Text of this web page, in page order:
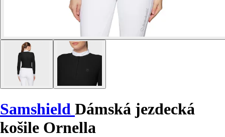
Samshield Dámská jezdecká
košile Ornella